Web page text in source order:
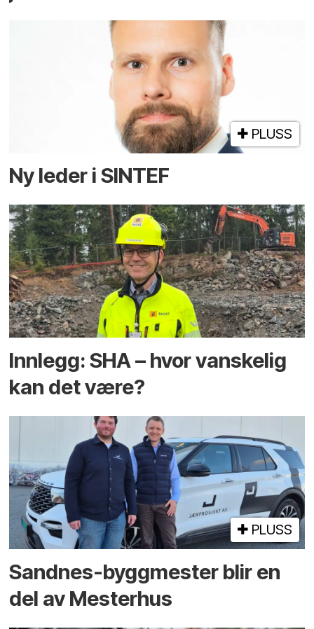
PLUSS
Ny leder i SINTEF
Innlegg: SHA – hvor vanskelig
kan det være?
PLUSS
Sandnes-byggmester blir en
del av Mesterhus